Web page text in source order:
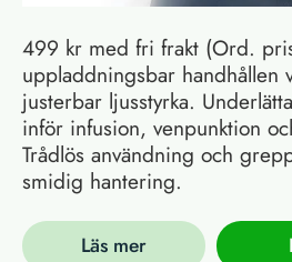
499 kr med fri frakt (Ord.
uppladdningsbar handhållen
justerbar ljusstyrka.
inför infusion, venpunktion
Trådlös användning och
smidig hantering.
Läs mer